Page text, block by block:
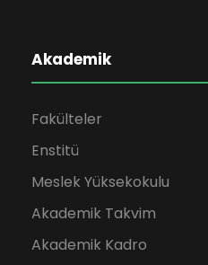
Akademik
Fakülteler
Enstitü
Meslek Yüksekokulu
Akademik Takvim
Akademik Kadro